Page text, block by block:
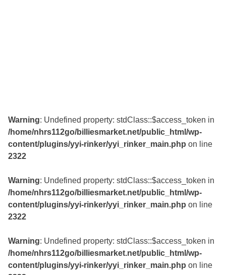
Warning: Undefined property: stdClass::$access_token in
/home/nhrs112go/billiesmarket.net/public_html/wp-
content/plugins/yyi-rinker/yyi_rinker_main.php on line
2322
Warning: Undefined property: stdClass::$access_token in
/home/nhrs112go/billiesmarket.net/public_html/wp-
content/plugins/yyi-rinker/yyi_rinker_main.php on line
2322
Warning: Undefined property: stdClass::$access_token in
/home/nhrs112go/billiesmarket.net/public_html/wp-
content/plugins/yyi-rinker/yyi_rinker_main.php on line